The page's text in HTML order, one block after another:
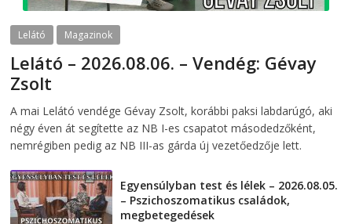
Lelátó Magazinok
Lelátó – 2026.08.06. – Vendég: Gévay
Zsolt
A mai Lelátó vendége Gévay Zsolt, korábbi paksi labdarúgó, aki
négy éven át segítette az NB I-es csapatot másodedzőként,
nemrégiben pedig az NB III-as gárda új vezetőedzője lett.
Egyensúlyban test és lélek – 2026.08.05.
– Pszichoszomatikus családok,
megbetegedések